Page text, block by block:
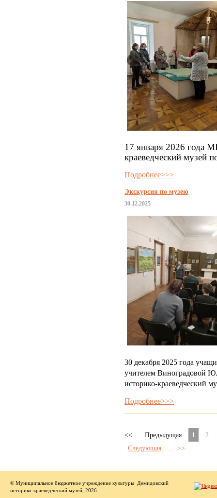
17 января 2026 года
краеведческий музей
Подробнее>>>
Экскурсия по музею
30.12.2025
30 декабря 2025 года
учителем Виноградовой
историко-краеведческий
Подробнее>>>
<< Предыдущая 1
2
Следующая
>>
© Муниципальное бюджетное учреждение культуры Демидовский
историко-краеведческий музей, 2026